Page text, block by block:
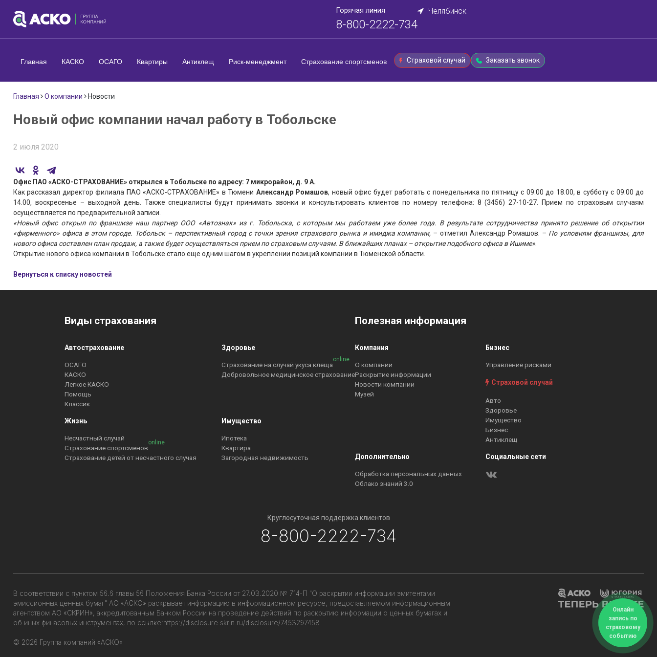
Онлайн
запись по
страховому
событию
Горячая линия
8-800-2222-734
Челябинск
Главная КАСКО ОСАГО Квартиры Антиклещ Риск-менеджмент Страхование спортсменов Страховой случай Заказать звонок
Главная О компании Новости
Новый офис компании начал работу в Тобольске
2 июля 2020
Офис ПАО «АСКО-СТРАХОВАНИЕ» открылся в Тобольске по адресу: 7 микрорайон, д. 9 А.
Как рассказал директор филиала ПАО «АСКО-СТРАХОВАНИЕ» в Тюмени Александр Ромашов, новый офис будет работать с понедельника по пятницу с 09.00 до 18.00, в субботу с 09.00 до
14.00, воскресенье – выходной день. Также специалисты будут принимать звонки и консультировать клиентов по номеру телефона: 8 (3456) 27-10-27. Прием по страховым случаям
осуществляется по предварительной записи.
«Новый офис открыл по франшизе наш партнер ООО «Автознак» из г. Тобольска, с которым мы работаем уже более года. В результате сотрудничества принято решение об открытии
«фирменного» офиса в этом городе. Тобольск – перспективный город с точки зрения страхового рынка и имиджа компании, – отметил Александр Ромашов. – По условиям франшизы, для
нового офиса составлен план продаж, а также будет осуществляться прием по страховым случаям. В ближайших планах – открытие подобного офиса в Ишиме»
Открытие нового офиса компании в Тобольске стало еще одним шагом в укреплении позиций компании в Тюменской области.
Вернуться к списку новостей
Виды страхования
Автострахование
ОСАГО
КАСКО
Легкое КАСКО
Помощь
Классик
Здоровье
Страхование на случай укуса клеща
online
Добровольное медицинское страхование
Жизнь
Несчастный случай
Страхование спортсменов
online
Страхование детей от несчастного случая
Имущество
Ипотека
Квартира
Загородная недвижимость
Полезная информация
Компания
О компании
Раскрытие информации
Новости компании
Музей
Бизнес
Управление рисками
Страховой случай
Авто
Здоровье
Имущество
Бизнес
Антиклещ
Дополнительно
Обработка персональных данных
Облако знаний 3.0
Социальные сети
Круглосуточная поддержка клиентов
8-800-2222-734
В соответствии с пунктом 56.6 главы 56 Положения Банка России от 27.03.2020 № 714-П "О раскрытии информации эмитентами
эмиссионных ценных бумаг" АО «АСКО» раскрывает информацию в информационном ресурсе, предоставляемом информационным
агентством АО «СКРИН», аккредитованным Банком России на проведение действий по раскрытию информации о ценных бумагах и
об иных финасовых инструментах, по ссылке:https://disclosure.skrin.ru/disclosure/7453297458
© 2026 Группа компаний «АСКО»